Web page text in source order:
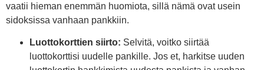
vaatii hieman enemmän huomiota, sillä nämä ovat usein
sidoksissa vanhaan pankkiin.
Luottokorttien siirto: Selvitä, voitko siirtää
luottokorttisi uudelle pankille. Jos et, harkitse uuden